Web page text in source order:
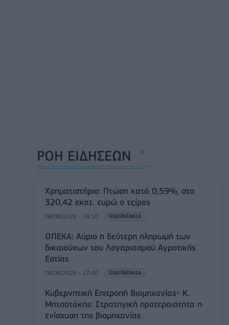
ΡΟΗ ΕΙΔΗΣΕΩΝ
Χρηματιστήριο: Πτώση κατά 0,59%, στα
320,42 εκατ. ευρώ ο τζίρος
06/08/2026 - 18:10 ΟΙΚΟΝΟΜΙΑ
ΟΠΕΚΑ: Αύριο η δεύτερη πληρωμή των
δικαιούχων του Λογαριασμού Αγροτικής
Εστίας
06/08/2026 - 17:40 ΟΙΚΟΝΟΜΙΑ
Κυβερνητική Επιτροπή Βιομηχανίας- Κ.
Μητσοτάκης: Στρατηγική προτεραιότητα η
ενίσχυση της βιομηχανίας